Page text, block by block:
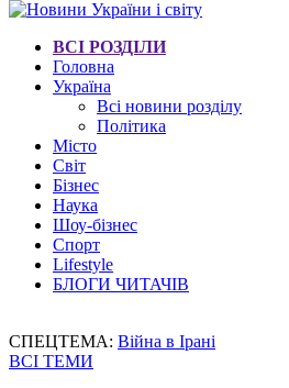
ВСІ РОЗДІЛИ
Головна
Україна
Всі новини розділу
Політика
Місто
Світ
Бізнес
Наука
Шоу-бізнес
Спорт
Lifestyle
БЛОГИ ЧИТАЧІВ
СПЕЦТЕМА: Війна в Ірані
ВСІ ТЕМИ